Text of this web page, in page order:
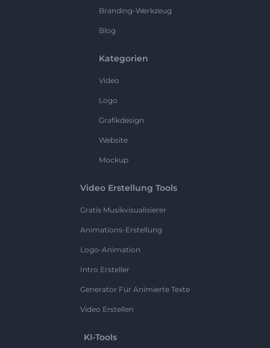
Branding-Werkzeug
Blog
Kategorien
Video
Logo
Grafikdesign
Website
Mockup
Video Erstellung Tools
Gratis Musikvisualisierer
Animations-Erstellung
Logo-Animation
Intro Ersteller
Generator Für Animierte Texte
Video Erstellen
KI-Tools